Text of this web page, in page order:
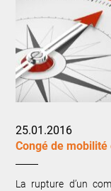
25.01.2016
Congé de
La rupture d’un